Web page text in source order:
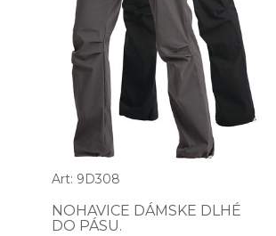
Art: 9D308
NOHAVICE DÁMSKE DLHÉ
DO PÁSU.